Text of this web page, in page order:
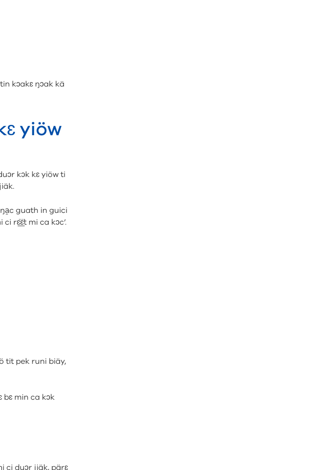
kɔakɛ ŋɔak kä
yiöw
kɔk kɛ yiöw ti
guath in guici
rɛ̱̱̈ɛ̱̱̈t mi ca kɔc’.
tit pek runi biäy,
bɛ min ca kɔk
ci duɔr jiäk, pärɛ